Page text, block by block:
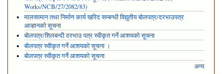
Works/NCB/27/2082/83)
मालसामान तथा निर्माण कार्य खरिद सम्बन्धी विद्युतीय बोलपत्र/दरभाउपत्र
आव्हानको सूचना
बोलपत्र/शिलबन्दी दरभाउ पत्र स्वीकृत गर्ने आशयको सूचना
बोलपत्र स्वीकृत गर्ने आशयको सूचना ।
बोलपत्र स्वीकृत गर्ने आशयको सूचना
अन्य